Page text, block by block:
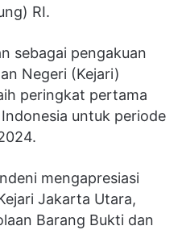
RI.
sebagai pengakuan
Negeri (Kejari)
peringkat pertama
untuk periode
mengapresiasi
Jakarta Utara,
Barang Bukti dan